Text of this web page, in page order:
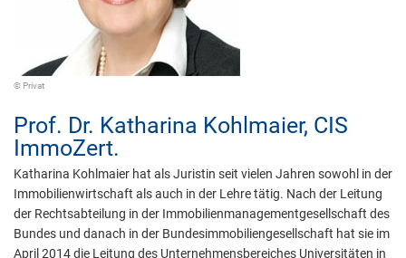
© Privat
Prof. Dr. Katharina Kohlmaier, CIS
ImmoZert.
Katharina Kohlmaier hat als Juristin seit vielen Jahren sowohl in der
Immobilienwirtschaft als auch in der Lehre tätig. Nach der Leitung
der Rechtsabteilung in der Immobilienmanagementgesellschaft des
Bundes und danach in der Bundesimmobiliengesellschaft hat sie im
April 2014 die Leitung des Unternehmensbereiches Universitäten in